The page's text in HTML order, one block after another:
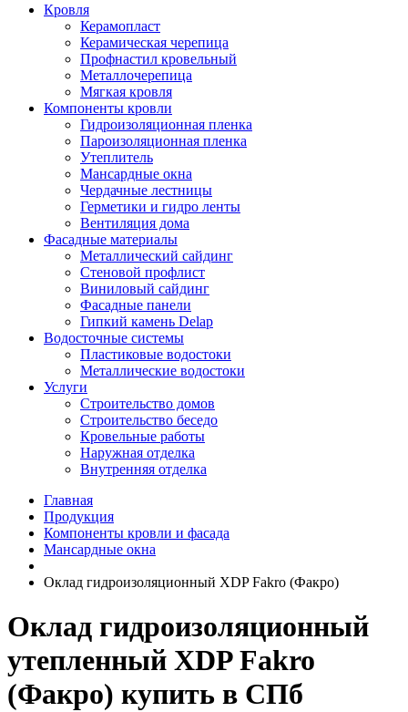
Кровля
Керамопласт
Керамическая черепица
Профнастил кровельный
Металлочерепица
Мягкая кровля
Компоненты кровли
Гидроизоляционная пленка
Пароизоляционная пленка
Утеплитель
Мансардные окна
Чердачные лестницы
Герметики и гидро ленты
Вентиляция дома
Фасадные материалы
Металлический сайдинг
Стеновой профлист
Виниловый сайдинг
Фасадные панели
Гипкий камень Delap
Водосточные системы
Пластиковые водостоки
Металлические водостоки
Услуги
Строительство домов
Строительство беседо
Кровельные работы
Наружная отделка
Внутренняя отделка
Главная
Продукция
Компоненты кровли и фасада
Мансардные окна
Оклад гидроизоляционный XDP Fakro (Факро)
Оклад гидроизоляционный
утепленный XDP Fakro
(Факро) купить в СПб